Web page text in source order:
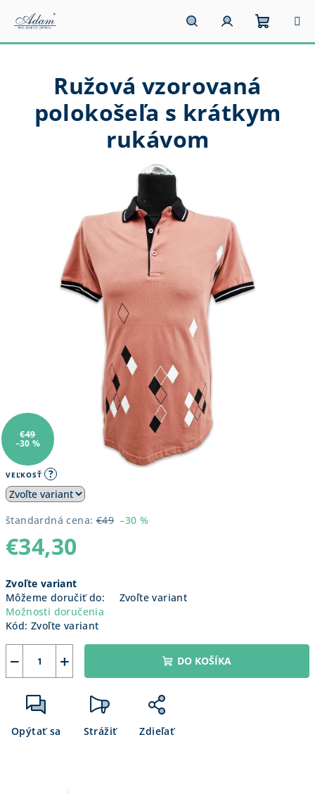
obsah
HľadaťPrihlásenie
VEĽKOSŤ ?
štandardná cena: €49 –30 %
€34,30
cena:
Zvoľte variant
Môžeme doručiť do:
Zvoľte variant
Možnosti doručenia
Kód: Zvoľte variant
+
− DO KOŠÍKA
Opýtať sa Strážiť Zdieľať
Ružová vzorovaná
polokošeľa s krátkym
rukávom
€49
–30 %